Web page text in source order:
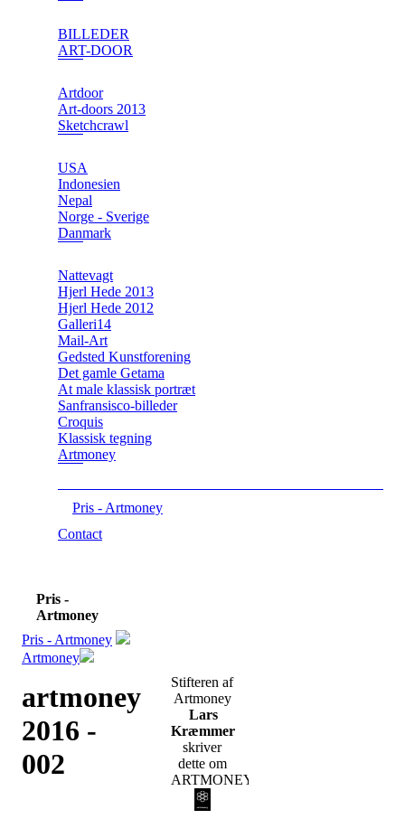
BILLEDER
ART-DOOR
Artdoor
Art-doors 2013
Sketchcrawl
USA
Indonesien
Nepal
Norge - Sverige
Danmark
Nattevagt
Hjerl Hede 2013
Hjerl Hede 2012
Galleri14
Mail-Art
Gedsted Kunstforening
Det gamle Getama
At male klassisk portræt
Sanfransisco-billeder
Croquis
Klassisk tegning
Artmoney
Pris - Artmoney
Contact
Pris -
Artmoney
Pris - Artmoney
Artmoney
artmoney
2016 -
002
Stifteren af
Artmoney
Lars
Kræmmer
skriver
dette om
ARTMONEY